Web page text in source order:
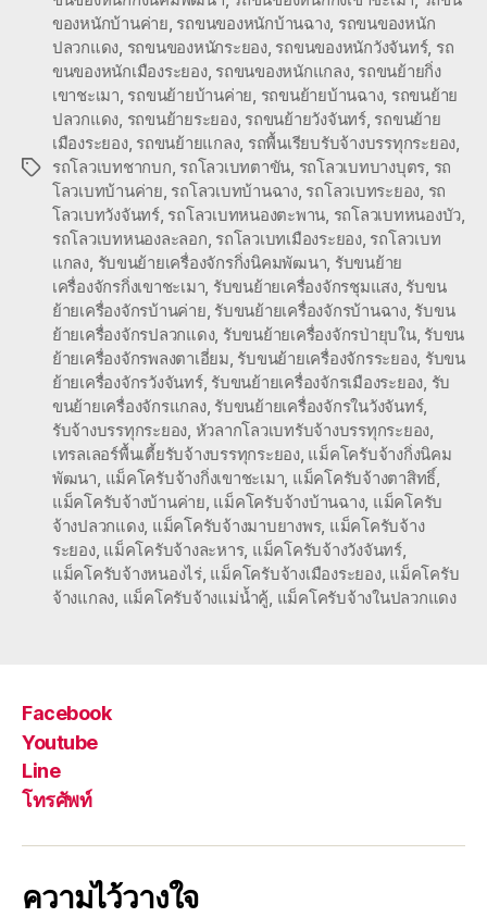
Tags
ของหนักบ้านค่าย, รถขนของหนักบ้านฉาง, รถขนของหนัก
ปลวกแดง, รถขนของหนักระยอง, รถขนของหนักวังจันทร์, รถ
ขนของหนักเมืองระยอง, รถขนของหนักแกลง, รถขนย้ายกิ่ง
เขาชะเมา, รถขนย้ายบ้านค่าย, รถขนย้ายบ้านฉาง, รถขนย้าย
ปลวกแดง, รถขนย้ายระยอง, รถขนย้ายวังจันทร์, รถขนย้าย
เมืองระยอง, รถขนย้ายแกลง, รถพื้นเรียบรับจ้างบรรทุกระยอง,
รถโลวเบทชากบก, รถโลวเบทตาขัน, รถโลวเบทบางบุตร, รถ
โลวเบทบ้านค่าย, รถโลวเบทบ้านฉาง, รถโลวเบทระยอง, รถ
โลวเบทวังจันทร์, รถโลวเบทหนองตะพาน, รถโลวเบทหนองบัว,
รถโลวเบทหนองละลอก, รถโลวเบทเมืองระยอง, รถโลวเบท
แกลง, รับขนย้ายเครื่องจักรกิ่งนิคมพัฒนา, รับขนย้าย
เครื่องจักรกิ่งเขาชะเมา, รับขนย้ายเครื่องจักรชุมแสง, รับขน
ย้ายเครื่องจักรบ้านค่าย, รับขนย้ายเครื่องจักรบ้านฉาง, รับขน
ย้ายเครื่องจักรปลวกแดง, รับขนย้ายเครื่องจักรป่ายุบใน, รับขน
ย้ายเครื่องจักรพลงตาเอี่ยม, รับขนย้ายเครื่องจักรระยอง, รับขน
ย้ายเครื่องจักรวังจันทร์, รับขนย้ายเครื่องจักรเมืองระยอง, รับ
ขนย้ายเครื่องจักรแกลง, รับขนย้ายเครื่องจักรในวังจันทร์,
รับจ้างบรรทุกระยอง, หัวลากโลวเบทรับจ้างบรรทุกระยอง,
เทรลเลอร์พื้นเตี้ยรับจ้างบรรทุกระยอง, แม็คโครับจ้างกิ่งนิคม
พัฒนา, แม็คโครับจ้างกิ่งเขาชะเมา, แม็คโครับจ้างตาสิทธิ์,
แม็คโครับจ้างบ้านค่าย, แม็คโครับจ้างบ้านฉาง, แม็คโครับ
จ้างปลวกแดง, แม็คโครับจ้างมาบยางพร, แม็คโครับจ้าง
ระยอง, แม็คโครับจ้างละหาร, แม็คโครับจ้างวังจันทร์,
แม็คโครับจ้างหนองไร่, แม็คโครับจ้างเมืองระยอง, แม็คโครับ
จ้างแกลง, แม็คโครับจ้างแม่น้ำคู้, แม็คโครับจ้างในปลวกแดง
Facebook
Youtube
Line
โทรศัพท์
ความไว้วางใจ